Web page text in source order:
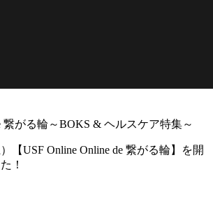
繋がる輪～BOKS & ヘルスケア特集～
【USF Online Online de 繋がる輪】を開
！